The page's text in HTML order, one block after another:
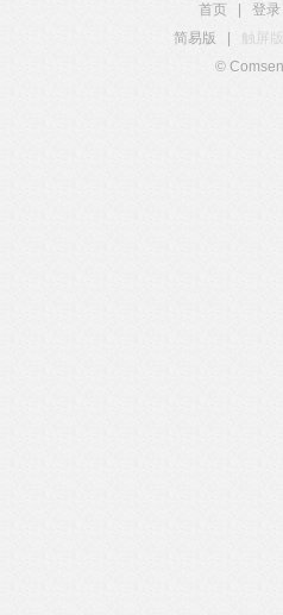
首页 登录
简易版
触屏版
©